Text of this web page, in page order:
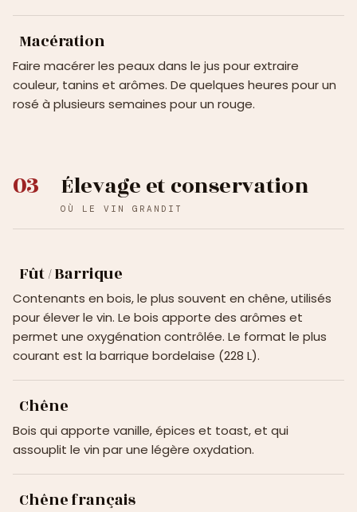
Macération
Faire macérer les peaux dans le jus pour extraire
couleur, tanins et arômes. De quelques heures pour un
rosé à plusieurs semaines pour un rouge.
03 Élevage et conservation
OÙ LE VIN GRANDIT
Fût / Barrique
Contenants en bois, le plus souvent en chêne, utilisés
pour élever le vin. Le bois apporte des arômes et
permet une oxygénation contrôlée. Le format le plus
courant est la barrique bordelaise (228 L).
Chêne
Bois qui apporte vanille, épices et toast, et qui
assouplit le vin par une légère oxydation.
Chêne français